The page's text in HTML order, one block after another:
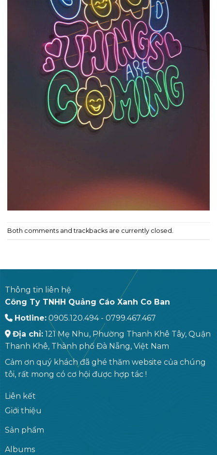
Both comments and trackbacks are currently closed.
Thông tin liên hệ
Công Ty TNHH Quảng Cáo Xanh Co Ban
Hotline:0905.120.494 - 0799.467.467
Địa chỉ:121 Mẹ Nhu, Phường Thanh Khê Tây, Quận
Thanh Khê, Thành phố Đà Nẵng, Việt Nam
Cảm ơn quý khách đã ghé thăm website của chúng
tôi, rất mong có cơ hội được hợp tác !
Liên kết
Giới thiệu
Sản phẩm
Albums